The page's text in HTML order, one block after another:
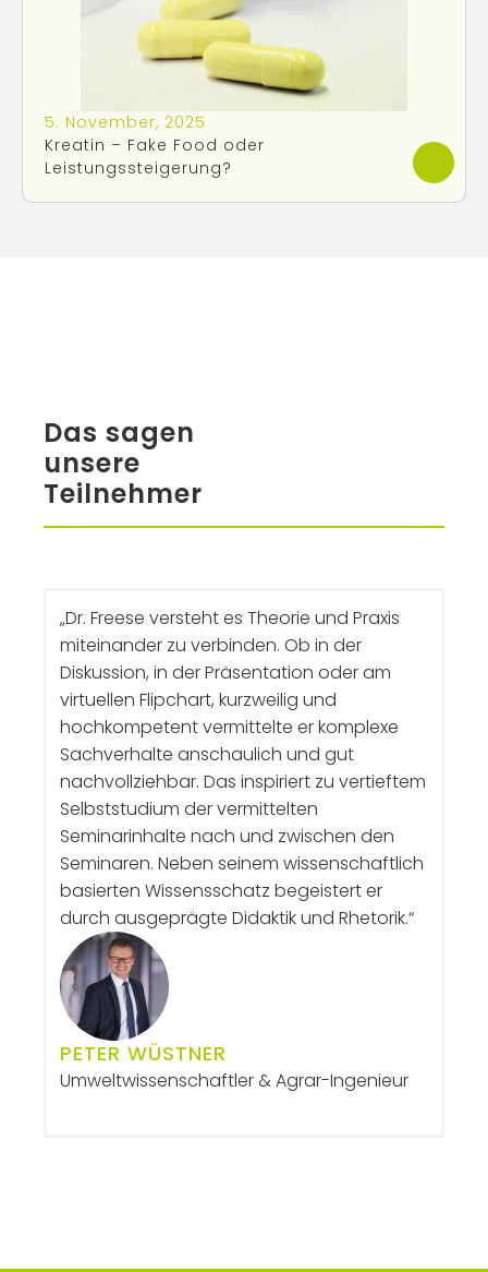
5. November, 2025
Kreatin – Fake Food oder
Leistungssteigerung?
Das sagen
unsere
Teilnehmer
„Dr. Freese versteht es Theorie und Praxis
miteinander zu verbinden. Ob in der
Diskussion, in der Präsentation oder am
virtuellen Flipchart, kurzweilig und
hochkompetent vermittelte er komplexe
Sachverhalte anschaulich und gut
nachvollziehbar. Das inspiriert zu vertieftem
Selbststudium der vermittelten
Seminarinhalte nach und zwischen den
Seminaren. Neben seinem wissenschaftlich
basierten Wissensschatz begeistert er
durch ausgeprägte Didaktik und Rhetorik.“
PETER WÜSTNER
Umweltwissenschaftler & Agrar-Ingenieur